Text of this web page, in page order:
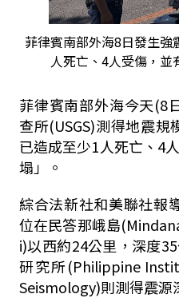
菲律賓南部外海8日發生強
人死亡、4人受傷，並
菲律賓南部外海今天(8
查所(USGS)測得地震
已造成至少1人死亡、4
塌」。
綜合法新社和美聯社報
位在民答那峨島
i)以西約24公里，深度
研究所(Philippine
Seismology)則測得震源